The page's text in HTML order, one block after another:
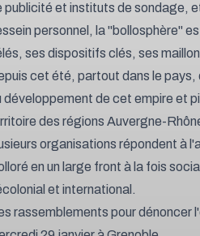
publicité et instituts de sondage,
personnel, la "bollosphère"
ses dispositifs clés, ses
cet été, partout dans le
développement de cet empire et
des régions Auvergne-
organisations répondent à
en un large front à la fois
et international.
rassemblements pour dénoncer